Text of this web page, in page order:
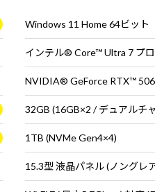
トPC
Windows 11 Home 64ビット
インテル® Core™ Ultra 7 プ
NVIDIA® GeForce RTX™
32GB (16GB×2 / デュアルチ
1TB (NVMe Gen4×4)